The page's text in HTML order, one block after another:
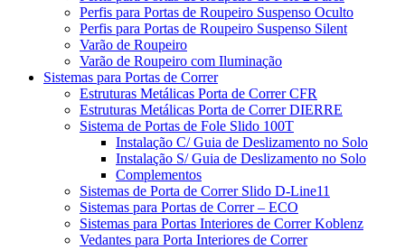
Perfis para Portas de Roupeiro Suspenso Oculto
Perfis para Portas de Roupeiro Suspenso Silent
Varão de Roupeiro
Varão de Roupeiro com Iluminação
Sistemas para Portas de Correr
Estruturas Metálicas Porta de Correr CFR
Estruturas Metálicas Porta de Correr DIERRE
Sistema de Portas de Fole Slido 100T
Instalação C/ Guia de Deslizamento no Solo
Instalação S/ Guia de Deslizamento no Solo
Complementos
Sistemas de Porta de Correr Slido D-Line11
Sistemas para Portas de Correr – ECO
Sistemas para Portas Interiores de Correr Koblenz
Vedantes para Porta Interiores de Correr